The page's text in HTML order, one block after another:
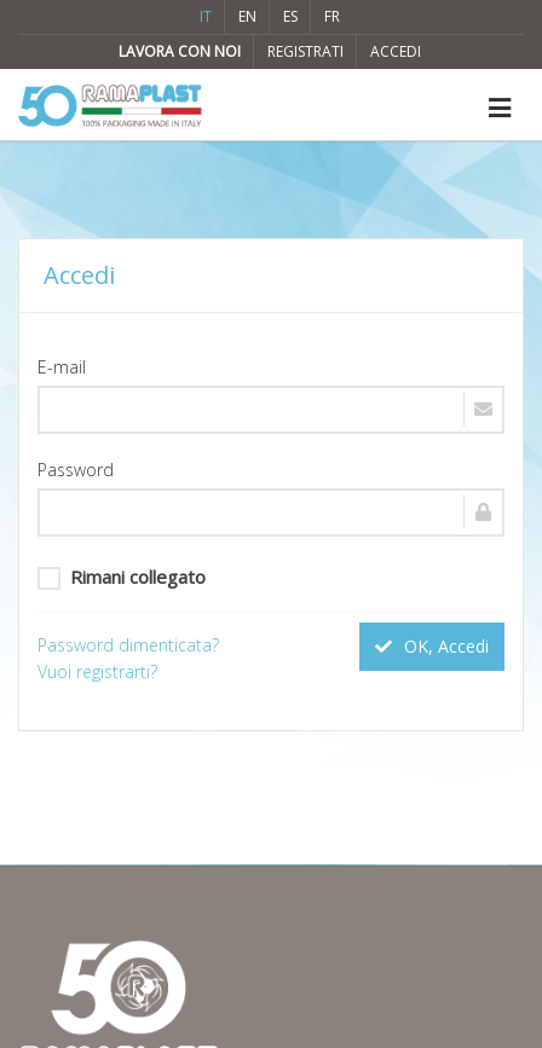
IT EN ES
FR
LAVORA CON NOI
REGISTRATI ACCEDI
Accedi
E-mail
Password
Rimani collegato
OK, Accedi
Password dimenticata?
Vuoi registrarti?